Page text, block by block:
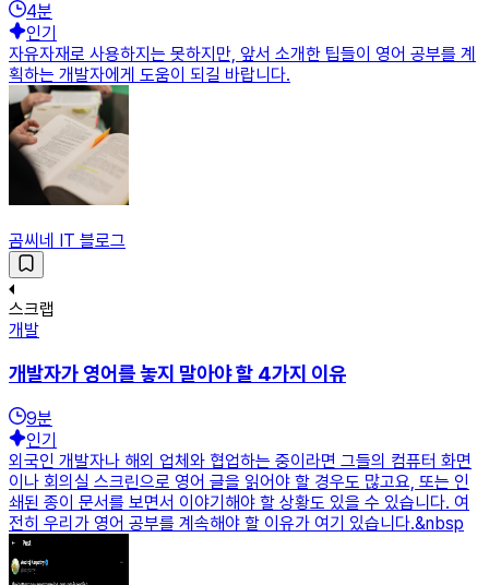
4분
인기
자유자재로 사용하지는 못하지만, 앞서 소개한 팁들이 영어 공부를 계
획하는 개발자에게 도움이 되길 바랍니다.
곰씨네 IT 블로그
스크랩
개발
개발자가 영어를 놓지 말아야 할 4가지 이유
9분
인기
외국인 개발자나 해외 업체와 협업하는 중이라면 그들의 컴퓨터 화면
이나 회의실 스크린으로 영어 글을 읽어야 할 경우도 많고요, 또는 인
쇄된 종이 문서를 보면서 이야기해야 할 상황도 있을 수 있습니다. 여
전히 우리가 영어 공부를 계속해야 할 이유가 여기 있습니다.&nbsp